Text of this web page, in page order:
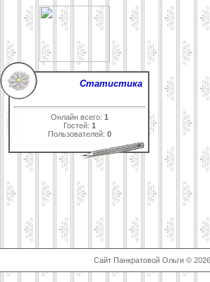
Статистика
Онлайн всего:1
Гостей:1
Пользователей:0
Сайт Панкратовой Ольги © 2026